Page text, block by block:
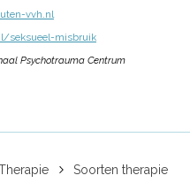
vvh.nl
seksueel-misbruik
Psychotrauma Centrum
Soorten therapie